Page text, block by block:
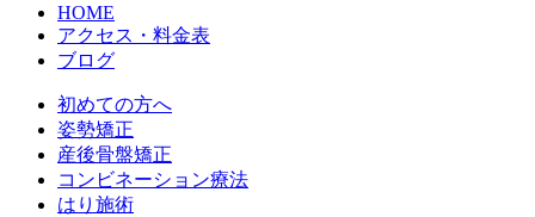
HOME
アクセス・料金表
ブログ
初めての方へ
姿勢矯正
産後骨盤矯正
コンビネーション療法
はり施術